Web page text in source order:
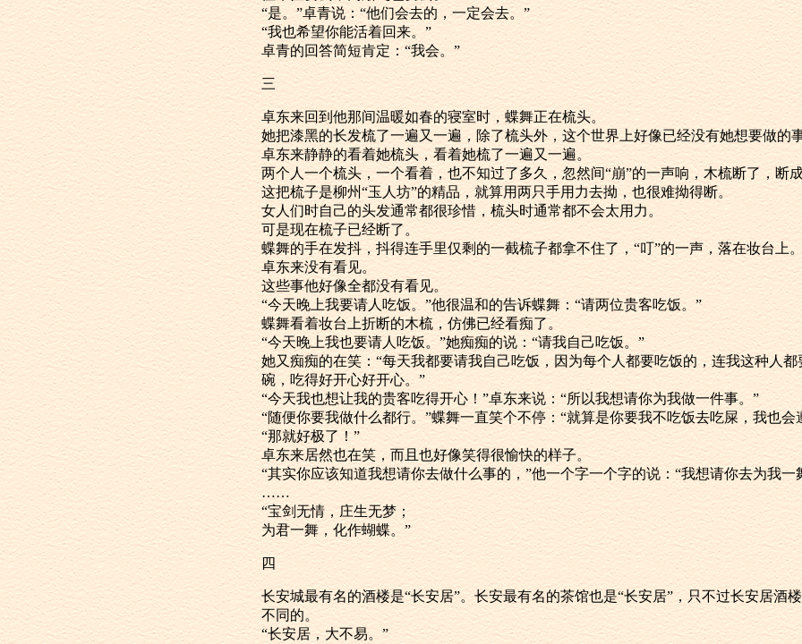
“是。”卓青说：“他们会去的，一定会去。”
“我也希望你能活着回来。”
卓青的回答简短肯定：“我会。”
三
卓东来回到他那间温暖如春的寝室时，蝶舞正在梳头。
她把漆黑的长发梳了一遍又一遍，除了梳头外，这个世界上好像已经没有她想要做的
卓东来静静的看着她梳头，看着她梳了一遍又一遍。
两个人一个梳头，一个看着，也不知过了多久，忽然间“崩”的一声响，木梳断了，断
这把梳子是柳州“玉人坊”的精品，就算用两只手用力去拗，也很难拗得断。
女人们时自己的头发通常都很珍惜，梳头时通常都不会太用力。
可是现在梳子已经断了。
蝶舞的手在发抖，抖得连手里仅剩的一截梳子都拿不住了，“叮”的一声，落在妆台上
卓东来没有看见。
这些事他好像全都没有看见。
“今天晚上我要请人吃饭。”他很温和的告诉蝶舞：“请两位贵客吃饭。”
蝶舞看着妆台上折断的木梳，仿佛已经看痴了。
“今天晚上我也要请人吃饭。”她痴痴的说：“请我自己吃饭。”
她又痴痴的在笑：“每天我都要请我自己吃饭，因为每个人都要吃饭的，连我这种人
碗，吃得好开心好开心。”
“今天我也想让我的贵客吃得开心！”卓东来说：“所以我想请你为我做一件事。”
“随便你要我做什么都行。”蝶舞一直笑个不停：“就算是你要我不吃饭去吃屎，我也
“那就好极了！”
卓东来居然也在笑，而且也好像笑得很愉快的样子。
“其实你应该知道我想请你去做什么事的，”他一个字一个字的说：“我想请你去为我一
……
“宝剑无情，庄生无梦；
为君一舞，化作蝴蝶。”
四
长安城最有名的酒楼是“长安居”。长安最有名的茶馆也是“长安居”，只不过长安居酒
不同的。
“长安居，大不易。”